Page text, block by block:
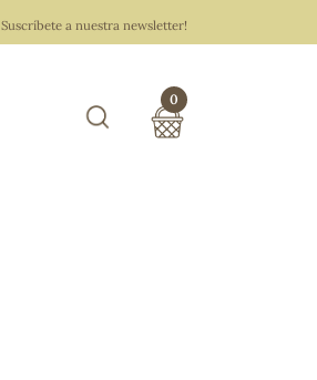
Suscríbete a nuestra newsletter!
0